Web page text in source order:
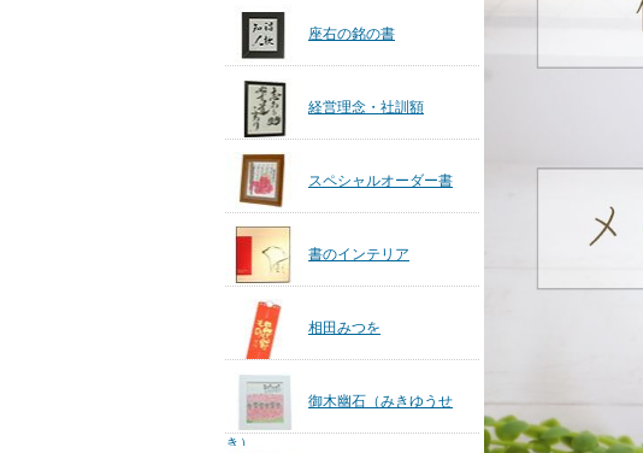
座右の銘の書
経営理念・社訓額
スペシャルオーダー書
書のインテリア
相田みつを
御木幽石（みきゆうせ
き）